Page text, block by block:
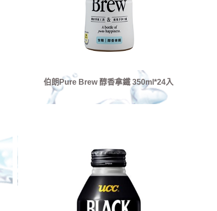
伯朗Pure Brew 醇香拿鐵 350ml*24入